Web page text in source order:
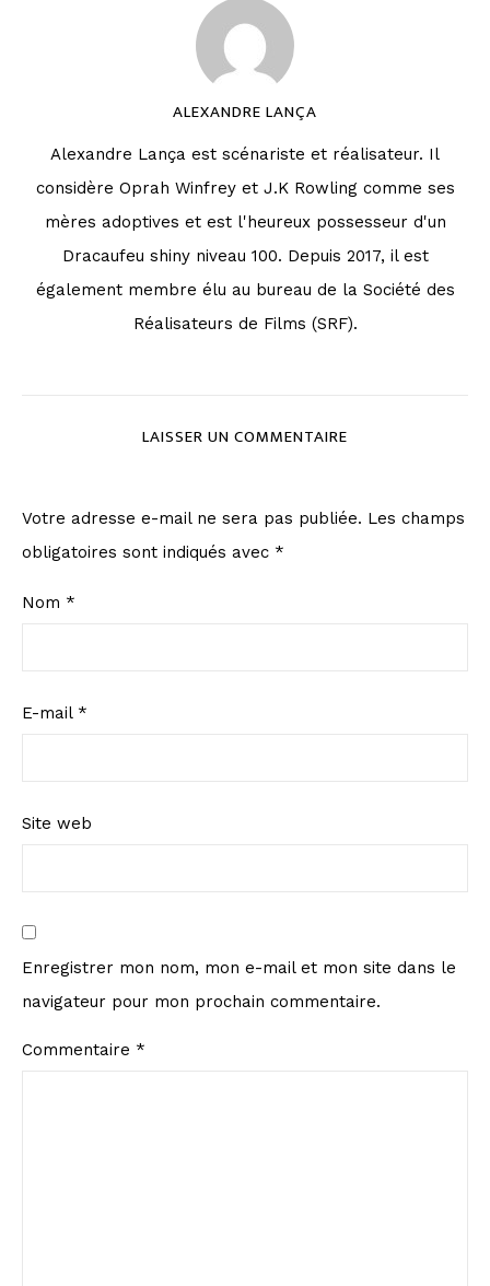
ALEXANDRE LANÇA
Alexandre Lança est scénariste et réalisateur. Il
considère Oprah Winfrey et J.K Rowling comme ses
mères adoptives et est l'heureux possesseur d'un
Dracaufeu shiny niveau 100. Depuis 2017, il est
également membre élu au bureau de la Société des
Réalisateurs de Films (SRF).
LAISSER UN COMMENTAIRE
Votre adresse e-mail ne sera pas publiée. Les champs
obligatoires sont indiqués avec *
Nom *
E-mail *
Site web
Enregistrer mon nom, mon e-mail et mon site dans le
navigateur pour mon prochain commentaire.
Commentaire *